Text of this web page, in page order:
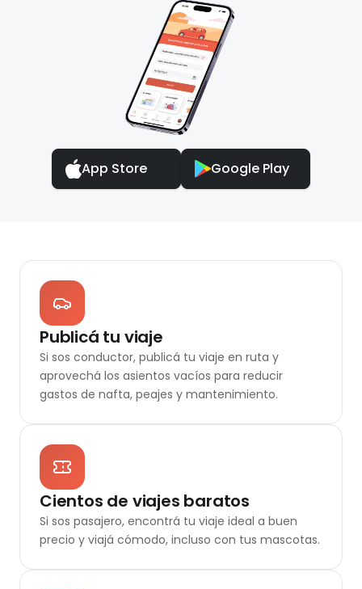
App Store Google Play
Publicá tu viaje
Si sos conductor, publicá tu viaje en ruta y
aprovechá los asientos vacíos para reducir
gastos de nafta, peajes y mantenimiento.
Cientos de viajes baratos
Si sos pasajero, encontrá tu viaje ideal a buen
precio y viajá cómodo, incluso con tus mascotas.